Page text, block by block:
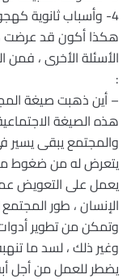
4- وأسباب ثانوية كهجوم سلطة أخرى عليها وتحطيمها .
هكذا أكون قد عرضت
الأسئلة الأخرى ، فمن
:
– أين ذهبت صيغة
هذه الصيغة
والمجتمع يبقى يسير
يتعرض له من ضغوط
يعمل على التعويض
الإنسان ، طور
وتمكن من تطوير
وغير ذلك ، لسد ما
يضطر للعمل من أجل